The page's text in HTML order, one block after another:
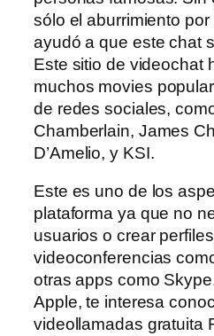
sólo el aburrimiento
ayudó a que este chat
Este sitio de videochat
muchos movies
de redes sociales,
Chamberlain, James
D’Amelio, y KSI.
Este es uno de los
plataforma ya que no
usuarios o crear
videoconferencias
otras apps como
Apple, te interesa
videollamadas gratuita